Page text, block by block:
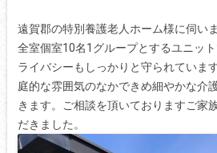
遠賀郡の特別養護老人ホーム様に伺い
全室個室10名1グループとするユニッ
ライバシーもしっかりと守られていま
庭的な雰囲気のなかできめ細やかな介
きます。ご相談を頂いておりますご家
だきました。